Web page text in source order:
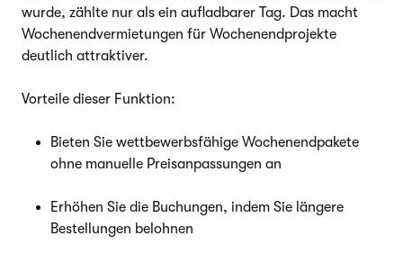
wurde, zählte nur als ein aufladbarer Tag. Das macht
Wochenendvermietungen für Wochenendprojekte
deutlich attraktiver.
Vorteile dieser Funktion:
Bieten Sie wettbewerbsfähige Wochenendpakete
ohne manuelle Preisanpassungen an
Erhöhen Sie die Buchungen, indem Sie längere
Bestellungen belohnen